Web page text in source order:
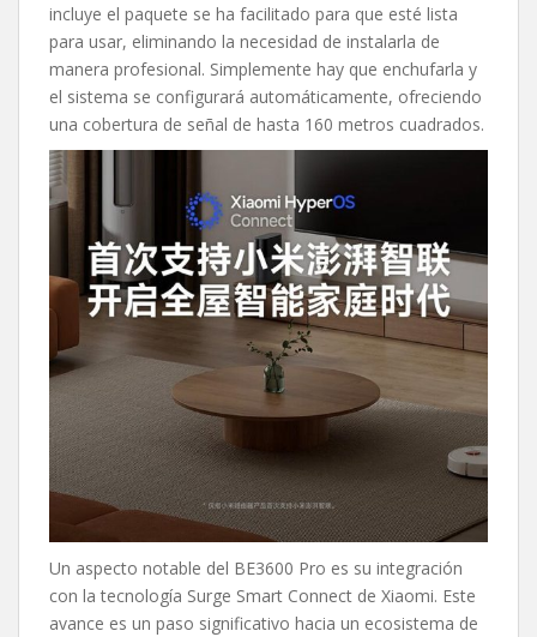
incluye el paquete se ha facilitado para que esté lista
para usar, eliminando la necesidad de instalarla de
manera profesional. Simplemente hay que enchufarla y
el sistema se configurará automáticamente, ofreciendo
una cobertura de señal de hasta 160 metros cuadrados.
Un aspecto notable del BE3600 Pro es su integración
con la tecnología Surge Smart Connect de Xiaomi. Este
avance es un paso significativo hacia un ecosistema de